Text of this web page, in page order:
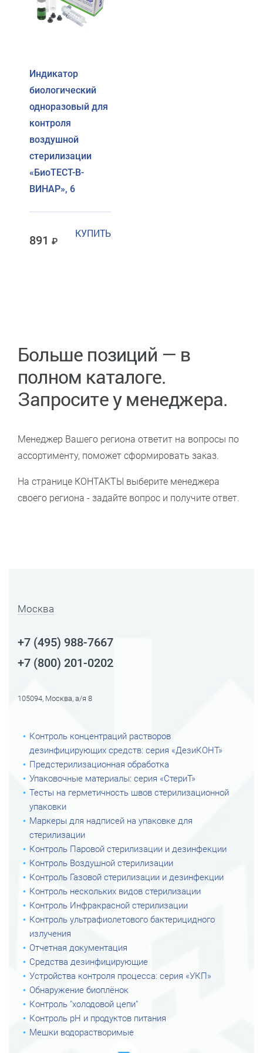
Индикатор
биологический
одноразовый для
контроля
воздушной
стерилизации
«БиоТЕСТ-В-
ВИНАР», 6
891
КУПИТЬ
Больше позиций — в
полном каталоге.
Запросите у менеджера.
Менеджер Вашего региона ответит на вопросы по
ассортименту, поможет сформировать заказ.
На странице КОНТАКТЫ выберите менеджера
своего региона - задайте вопрос и получите ответ.
Москва
+7 (495) 988-7667
+7 (800) 201-0202
105094, Москва, а/я 8
Контроль концентраций растворов
дезинфицирующих средств: серия «ДезиКОНТ»
Предстерилизационная обработка
Упаковочные материалы: серия «СтериТ»
Тесты на герметичность швов стерилизационной
упаковки
Маркеры для надписей на упаковке для
стерилизации
Контроль Паровой стерилизации и дезинфекции
Контроль Воздушной стерилизации
Контроль Газовой стерилизации и дезинфекции
Контроль нескольких видов стерилизации
Контроль Инфракрасной стерилизации
Контроль ультрафиолетового бактерицидного
излучения
Отчетная документация
Средства дезинфицирующие
Устройства контроля процесса: серия «УКП»
Обнаружение биоплёнок
Контроль "холодовой цепи"
Контроль рН и продуктов питания
Мешки водорастворимые